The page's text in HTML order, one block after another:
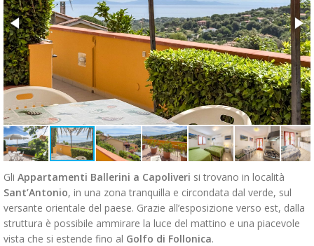
Gli Appartamenti Ballerini a Capoliveri si trovano in località
Sant’Antonio, in una zona tranquilla e circondata dal verde, sul
versante orientale del paese. Grazie all’esposizione verso est, dalla
struttura è possibile ammirare la luce del mattino e una piacevole
vista che si estende fino al Golfo di Follonica.